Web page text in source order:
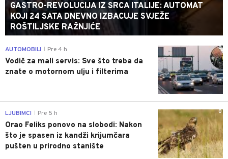
GASTRO-REVOLUCIJA IZ SRCA ITALIJE: AUTOMAT
KOJI 24 SATA DNEVNO IZBACUJE SVJEŽE
ROŠTILJSKE RAŽNJIĆE
0
AUTOMOBILI Pre 4 h
Vodič za mali servis: Sve što treba da
znate o motornom ulju i filterima
0
LJUBIMCI Pre 5 h
Orao Feliks ponovo na slobodi: Nakon
što je spasen iz kandži krijumčara
pušten u prirodno stanište